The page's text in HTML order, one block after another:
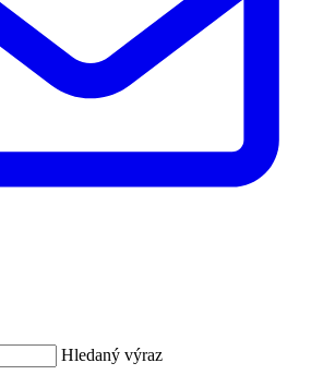
Hledaný výraz